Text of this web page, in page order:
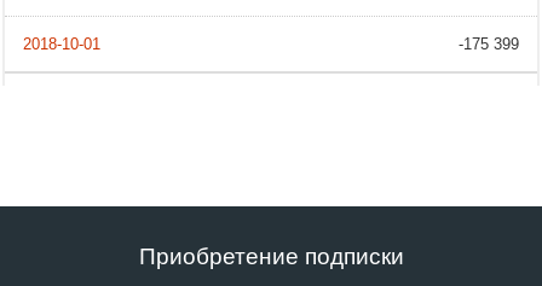
-175 399
Приобретение подписки